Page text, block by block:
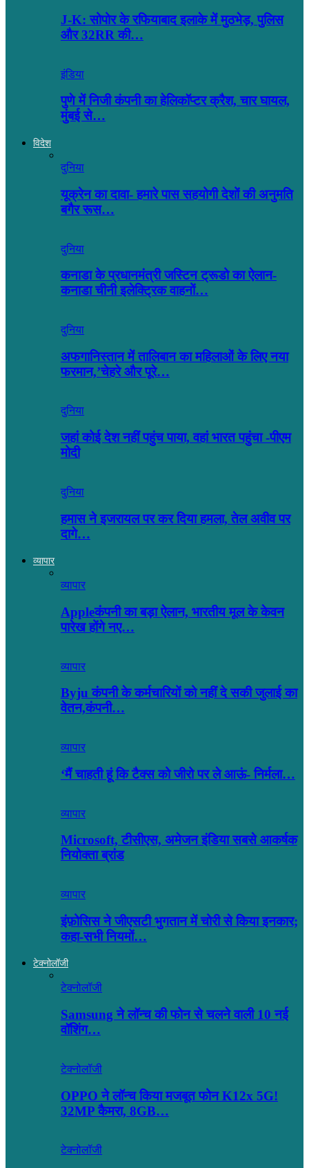
J-K: सोपोर के रफियाबाद इलाके में मुठभेड़, पुलिस
और 32RR की…
इंडिया
पुणे में निजी कंपनी का हेलिकॉप्टर क्रैश, चार घायल,
मुंबई से…
विदेश
दुनिया
यूक्रेन का दावा- हमारे पास सहयोगी देशों की अनुमति
बगैर रूस…
दुनिया
कनाडा के प्रधानमंत्री जस्टिन ट्रूडो का ऐलान-
कनाडा चीनी इलेक्ट्रिक वाहनों…
दुनिया
अफगानिस्तान में तालिबान का महिलाओं के लिए नया
फरमान,’चेहरे और पूरे…
दुनिया
जहां कोई देश नहीं पहुंच पाया, वहां भारत पहुंचा -पीएम
मोदी
दुनिया
हमास ने इजरायल पर कर दिया हमला, तेल अवीव पर
दागे…
व्यापार
व्यापार
Appleकंपनी का बड़ा ऐलान, भारतीय मूल के केवन
पारेख होंगे नए…
व्यापार
Byju कंपनी के कर्मचारियों को नहीं दे सकी जुलाई का
वेतन,कंपनी…
व्यापार
‘मैं चाहती हूं कि टैक्स को जीरो पर ले आऊं- निर्मला…
व्यापार
Microsoft, टीसीएस, अमेजन इंडिया सबसे आकर्षक
नियोक्ता ब्रांड
व्यापार
इंफ़ोसिस ने जीएसटी भुगतान में चोरी से किया इनकार;
कहा-सभी नियमों…
टेक्नोलॉजी
टेक्नोलॉजी
Samsung ने लॉन्च की फोन से चलने वाली 10 नई
वॉशिंग…
टेक्नोलॉजी
OPPO ने लॉन्‍च किया मजबूत फोन K12x 5G!
32MP कैमरा, 8GB…
टेक्नोलॉजी